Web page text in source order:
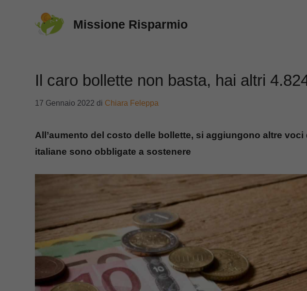
Missione Risparmio
Il caro bollette non basta, hai altri
17 Gennaio 2022 di Chiara Feleppa
All’aumento del costo delle bollette, si aggiungono altre
italiane sono obbligate a sostenere